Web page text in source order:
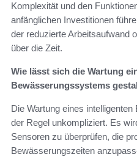
Komplexität und den
anfänglichen Investitionen
der reduzierte Arbeitsaufwand
über die Zeit.
Wie lässt sich die Wartung
Bewässerungssystems
Die Wartung eines
der Regel unkompliziert. Es
Sensoren zu überprüfen, die
Bewässerungszeiten